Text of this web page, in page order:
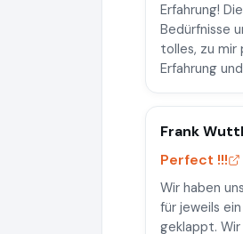
Erfahrung!
Bedürfnisse
tolles, zu mir
Erfahrung
Frank
Perfect !!!
Wir haben
für jeweils
geklappt.